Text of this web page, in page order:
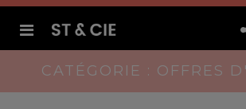
CATÉGORIE : OFFRES